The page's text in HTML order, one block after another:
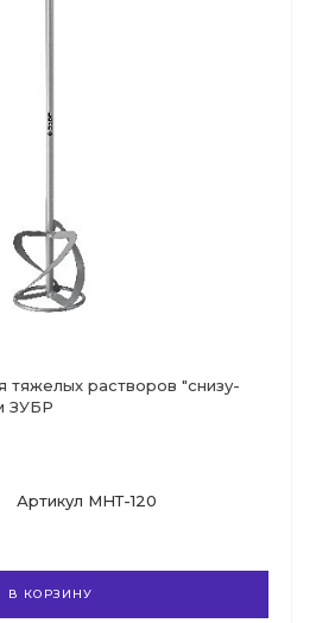
растворов ″снизу-
ЗУБР
Артикул МНТ-120
В КОРЗИНУ